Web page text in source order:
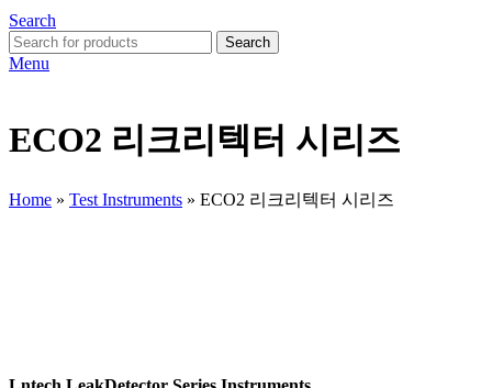
Search
Search
Menu
ECO2 리크리텍터 시리즈
Home » Test Instruments » ECO2 리크리텍터 시리즈